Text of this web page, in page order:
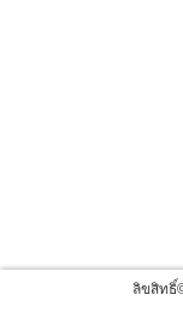
ลิขสิทธิ์